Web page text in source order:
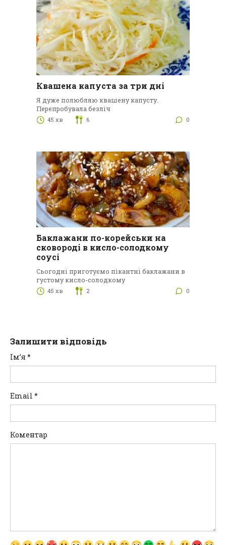
Квашена капуста за три дні
Я дуже полюбляю квашену капусту.
Перепробувала безліч
45 хв 6 0
Баклажани по-корейськи на
сковороді в кисло-солодкому
соусі
Сьогодні приготуємо пікантні баклажани в
густому кисло-солодкому
45 хв 2 0
Залишити відповідь
Ім’я *
Email *
Коментар